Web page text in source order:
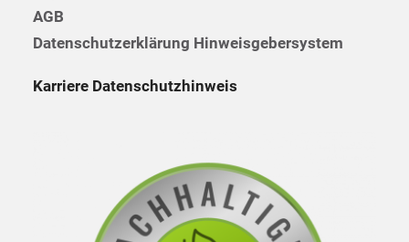
AGB
Datenschutzerklärung Hinweisgebersystem
Karriere Datenschutzhinweis